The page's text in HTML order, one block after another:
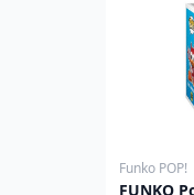
Funko POP!
FUNKO